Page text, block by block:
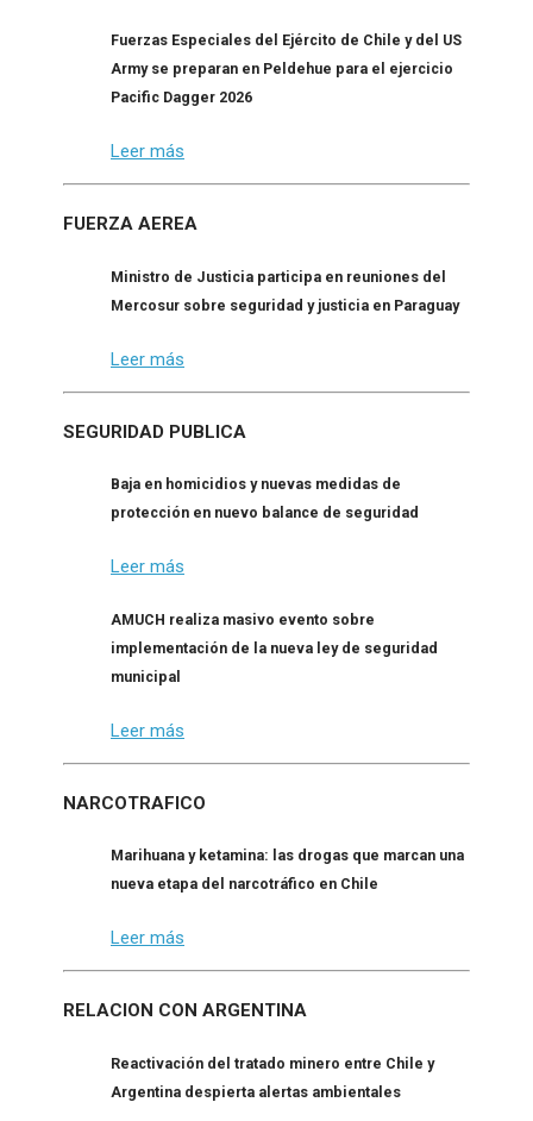
Fuerzas Especiales del Ejército de Chile y del US
Army se preparan en Peldehue para el ejercicio
Pacific Dagger 2026
Leer más
FUERZA AEREA
Ministro de Justicia participa en reuniones del
Mercosur sobre seguridad y justicia en Paraguay
Leer más
SEGURIDAD PUBLICA
Baja en homicidios y nuevas medidas de
protección en nuevo balance de seguridad
Leer más
AMUCH realiza masivo evento sobre
implementación de la nueva ley de seguridad
municipal
Leer más
NARCOTRAFICO
Marihuana y ketamina: las drogas que marcan una
nueva etapa del narcotráfico en Chile
Leer más
RELACION CON ARGENTINA
Reactivación del tratado minero entre Chile y
Argentina despierta alertas ambientales